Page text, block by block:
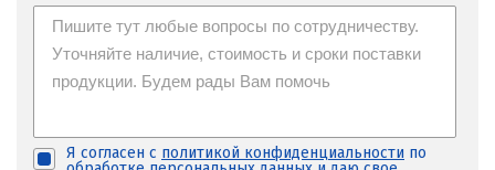
Н
Набарежные Челны
Надым
Я согласен с политикой конфиденциальности по